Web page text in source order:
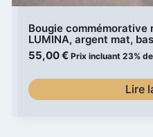
Bougie commémorative
LUMINA, argent mat,
55,00€ Prix incluant 23%
Lire